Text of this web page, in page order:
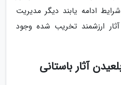
ادامه یابند دیگر مدیریت
ارزشمند تخریب شده وجود
آثار باستانی